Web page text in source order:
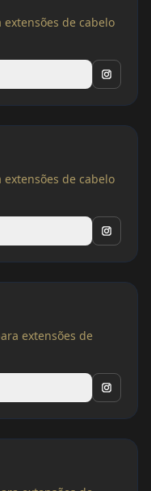
de cabelo
de cabelo
extensões de